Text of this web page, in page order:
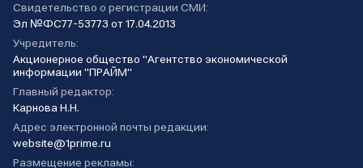
Свидетельство о регистрации СМИ:
Эл №ФС77-53773 от 17.04.2013
Учредитель:
Акционерное общество "Агентство экономической
информации "ПРАЙМ"
Главный редактор:
Карнова Н.Н.
Адрес электронной почты редакции:
website@1prime.ru
Размещение рекламы: